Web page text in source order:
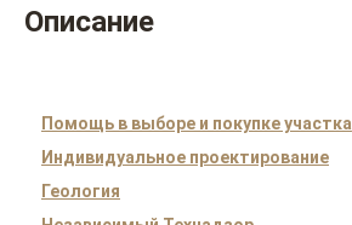
Описание
Помощь в выборе и покупке участка
Индивидуальное проектирование
Геология